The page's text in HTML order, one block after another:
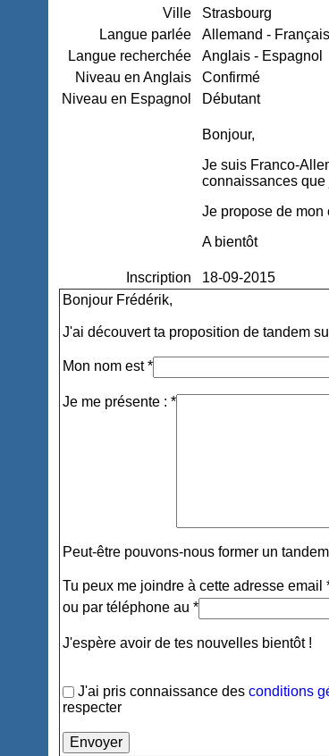
Ville
Strasbourg
Langue parlée
Allemand - Français
Langue recherchée
Anglais - Espagnol
Niveau en Anglais
Confirmé
Niveau en Espagnol
Débutant
Bonjour,
Je suis Franco-
connaissances
Je propose de mon
A bientôt
Inscription
18-09-2015
Bonjour Frédérik,
J'ai découvert ta proposition de tandem
Mon nom est *
Je me présente : *
Peut-être pouvons-nous former un
Tu peux me joindre à cette adresse email
ou par téléphone au *
J'espère avoir de tes nouvelles bientôt !
J'ai pris connaissance desconditions
respecter